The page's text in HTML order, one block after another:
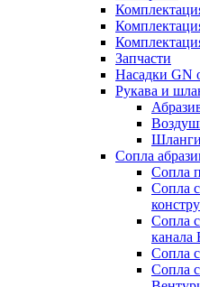
Запчасти
Насадки GN
Рукава и
Шланги
Сопла
Сопла
Сопла
Сопла
канала
Сопла
Сопла